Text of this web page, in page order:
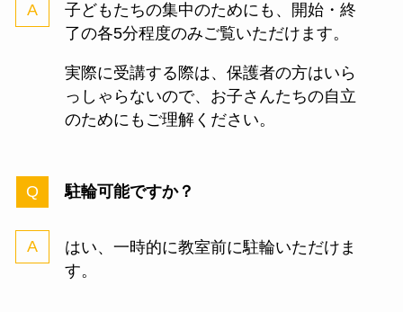
子どもたちの集中のためにも、開始・終
了の各5分程度のみご覧いただけます。
実際に受講する際は、保護者の方はいら
っしゃらないので、お子さんたちの自立
のためにもご理解ください。
駐輪可能ですか？
はい、一時的に教室前に駐輪いただけま
す。